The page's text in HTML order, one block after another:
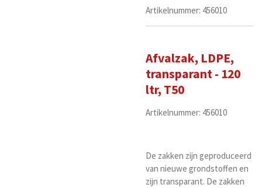
Artikelnummer: 456010
Afvalzak, LDPE,
transparant - 120
ltr, T50
Artikelnummer: 456010
De zakken zijn geproduceerd
van nieuwe grondstoffen en
zijn transparant. De zakken